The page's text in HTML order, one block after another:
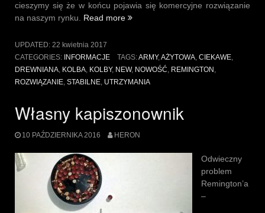
cieszymy się że w końcu pojawia się komercyjne rozwiązanie
na naszym rynku. Read more „Kolba
Remington
New
Army”
UPDATED: 22 kwietnia 2017
CATEGORIES: INFORMACJE TAGS:ARMY,AŻYTOWA, CIEKAWE,
DREWNIANA, KOLBA, KOLBY, NEW, NOWOŚĆ, REMINGTON ,
ROZWIĄZANIE, STABILNE, UTRZYMANIA
Własny kapiszonownik
10 PAŹDZIERNIKA 2016 HERON
Odwieczny
problem
Remington’a
–